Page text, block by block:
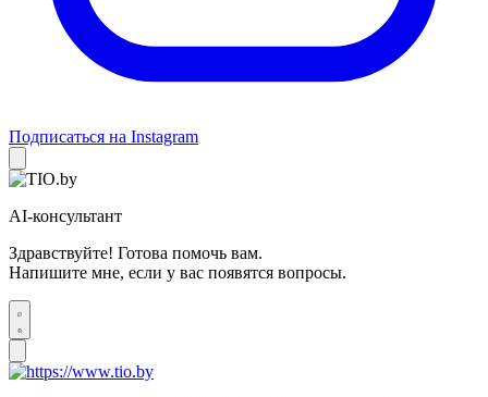
Подписаться на Instagram
AI-консультант
Здравствуйте! Готова помочь вам.
Напишите мне, если у вас появятся вопросы.